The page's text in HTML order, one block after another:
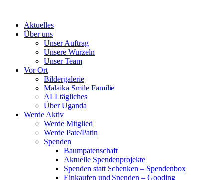
contentAktuelles
Über uns
Unser Auftrag
Unsere Wurzeln
Unser Team
Vor Ort
Bildergalerie
Malaika Smile Familie
ALLtägliches
Über Uganda
Werde Aktiv
Werde Mitglied
Werde Pate/Patin
Spenden
Baumpatenschaft
Aktuelle Spendenprojekte
Spenden statt Schenken – Spendenbox
Einkaufen und Spenden – Gooding